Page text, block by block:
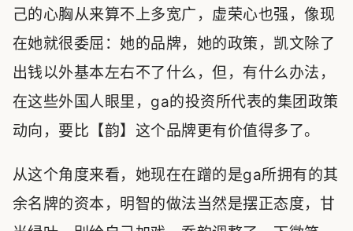
己的心胸从来算不上多宽广，虚荣心也强，像现
在她就很委屈：她的品牌，她的政策，凯文除了
出钱以外基本左右不了什么，但，有什么办法，
在这些外国人眼里，ga的投资所代表的集团政策
动向，要比【韵】这个品牌更有价值得多了。
从这个角度来看，她现在在蹭的是ga所拥有的其
余名牌的资本，明智的做法当然是摆正态度，甘